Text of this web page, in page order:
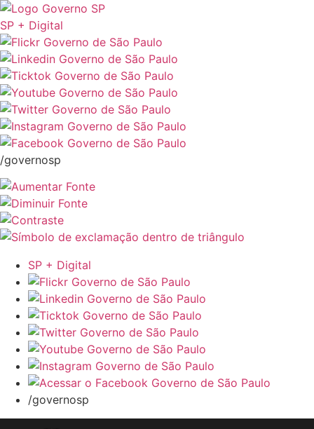
SP + Digital
/governosp
SP + Digital
/governosp